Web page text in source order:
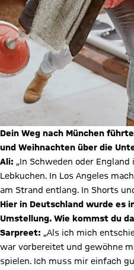
Dein Weg nach München
und Weihnachten über die
Ali: „In Schweden oder
Lebkuchen. In Los Angeles
am Strand entlang. In Shorts
Hier in Deutschland wurde es
Umstellung. Wie kommst du
Sarpreet: „Als ich mich
war vorbereitet und gewöhne
spielen. Ich muss mir einfach